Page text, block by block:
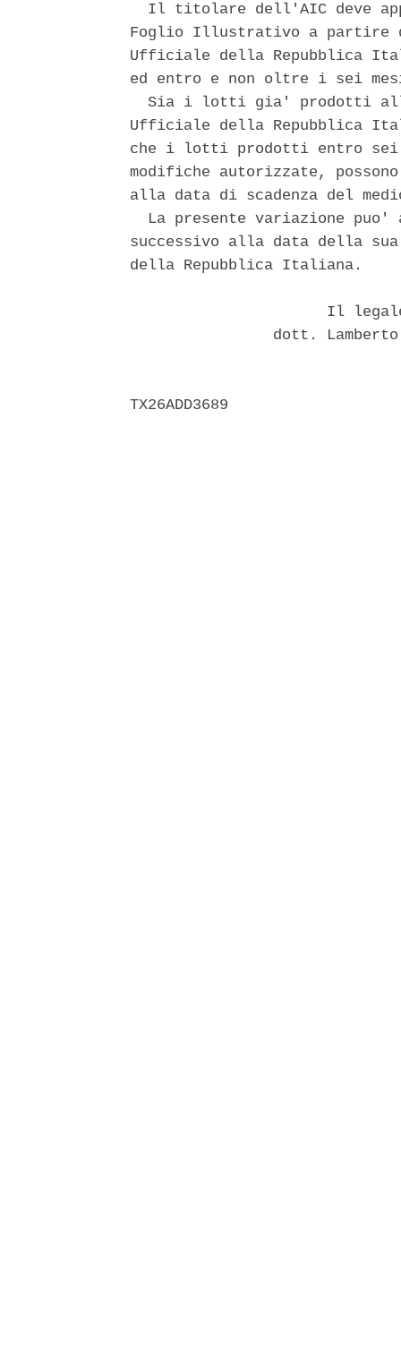
Il titolare dell'AIC deve
Foglio Illustrativo a partire
Ufficiale della Repubblica
ed entro e non oltre i sei
Sia i lotti gia' prodotti
Ufficiale della Repubblica
che i lotti prodotti entro sei
modifiche autorizzate,
alla data di scadenza del
La presente variazione puo'
successivo alla data della
della Repubblica Italiana.
Il
dott.